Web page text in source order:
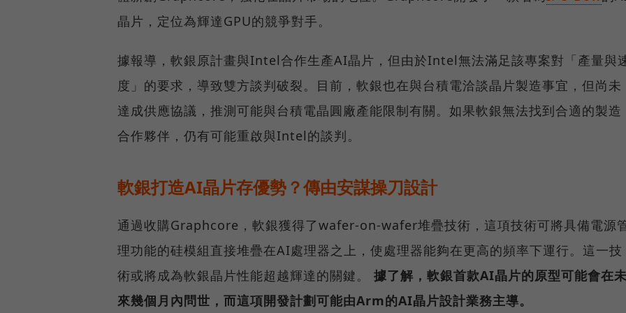
晶片，定位為輝達GPU的競爭對手。
據報導，軟銀原計畫與Intel合作生產AI晶片，但由於Intel無法滿足該專案對「產量與
度」的要求，導致雙方談判破裂。目前，軟銀也在與台積電洽談晶片製造事宜，但尚未
達成供應協議，推測可能與台積電晶圓廠產能限制有關。如果軟銀無法找到合適的製造
合作夥伴，仍有可能重啟與Intel的談判。
軟銀打造AI晶片存優勢？傳由安謀操刀設計
通過收購Graphcore，軟銀獲得了wafer-on-wafer堆疊技術，這項技術可將具備電源
理功能的硅模組直接堆疊在AI處理器之上，使處理器能夠在更高的頻率下運行。這一技
術或將成為軟銀晶片性能超越輝達的關鍵。 據了解，軟銀首款AI晶片的原型可能會在未
來幾個月內問世，而這項開發計劃可能由Arm的AI晶片設計業務主導。